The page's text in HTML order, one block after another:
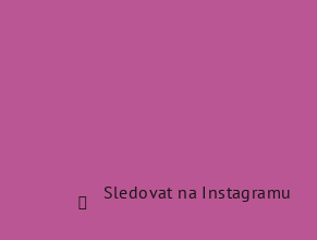
Sledovat na Instagramu